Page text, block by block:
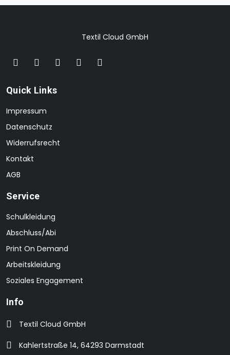
Textil Cloud GmbH
Quick Links
Impressum
Datenschutz
Widerrufsrecht
Kontakt
AGB
Service
Schulkleidung
Abschluss/Abi
Print On Demand
Arbeitskleidung
Soziales Engagement
Info
Textil Cloud GmbH
Kahlertstraße 14, 64293 Darmstadt